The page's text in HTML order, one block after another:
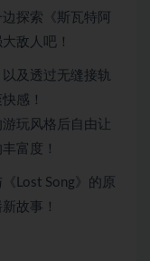
探索《斯瓦特阿
敌人吧！
及透过无缝接轨
感！
玩风格后自由让
富度！
Lost Song》的原
故事！